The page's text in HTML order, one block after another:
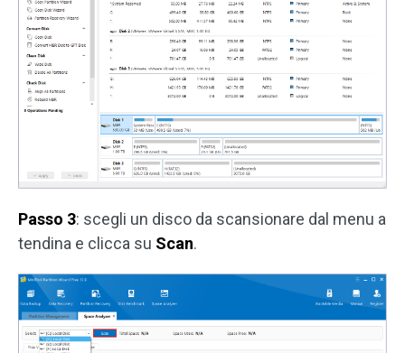
Passo 3: scegli un disco da scansionare dal menu a
tendina e clicca su Scan.